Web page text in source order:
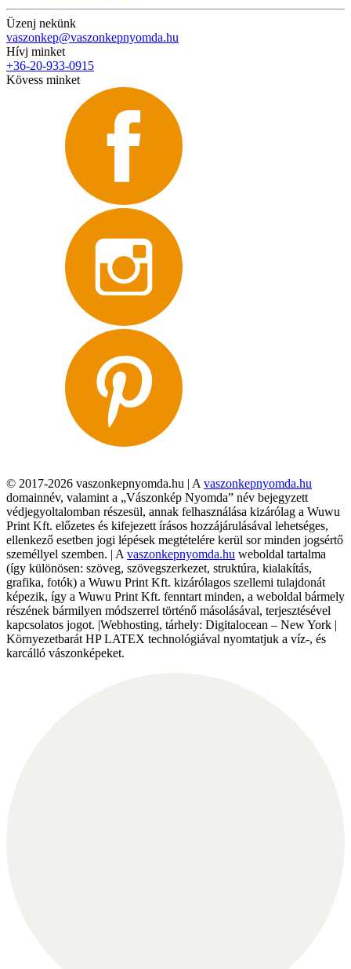
Üzenj nekünk
vaszonkep@vaszonkepnyomda.hu
Hívj minket
+36-20-933-0915
Kövess minket
© 2017-2026 vaszonkepnyomda.hu | A vaszonkepnyomda.hu
domainnév, valamint a „Vászonkép Nyomda” név bejegyzett
védjegyoltalomban részesül, annak felhasználása kizárólag a Wuwu
Print Kft. előzetes és kifejezett írásos hozzájárulásával lehetséges,
ellenkező esetben jogi lépések megtételére kerül sor minden jogsértő
személlyel szemben. | A vaszonkepnyomda.hu weboldal tartalma
(így különösen: szöveg, szövegszerkezet, struktúra, kialakítás,
grafika, fotók) a Wuwu Print Kft. kizárólagos szellemi tulajdonát
képezik, így a Wuwu Print Kft. fenntart minden, a weboldal bármely
részének bármilyen módszerrel történő másolásával, terjesztésével
kapcsolatos jogot. |Webhosting, tárhely: Digitalocean – New York |
Környezetbarát HP LATEX technológiával nyomtatjuk a víz-, és
karcálló vászonképeket.